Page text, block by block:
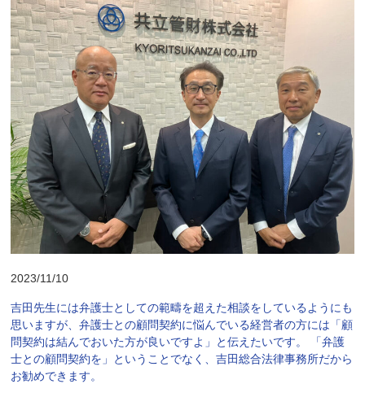
2023/11/10
吉田先生には弁護士としての範疇を超えた相談をしているようにも
思いますが、弁護士との顧問契約に悩んでいる経営者の方には「顧
問契約は結んでおいた方が良いですよ」と伝えたいです。 「弁護
士との顧問契約を」ということでなく、吉田総合法律事務所だから
お勧めできます。